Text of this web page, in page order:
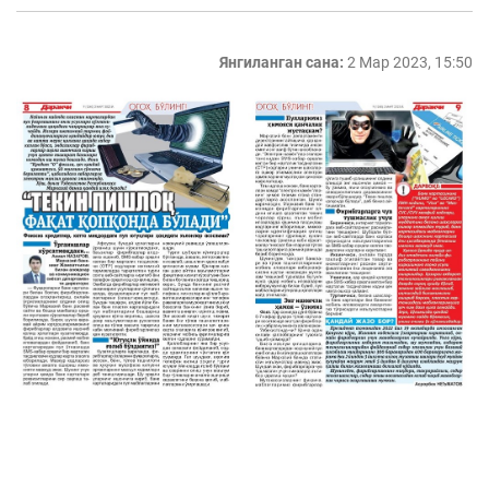
Янгиланган сана: 2 Мар 2023, 15:50